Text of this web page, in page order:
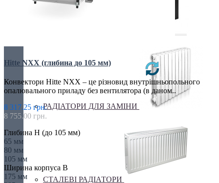
РАДІАТОРИ ДЛЯ ЗАМІНИ
СТАЛЕВІ РАДІАТОРИ
Hitte NXX (глибина до 105 мм)
Конвектори Hitte NXX – це різновид внутрішньопольного
опалювального приладу без вентилятора (в даном..
8 317.25 грн.
8 755.00 грн.
Глибина H (до 105 мм)
65 мм
80 мм
105 мм
Ширина корпуса B
175 мм